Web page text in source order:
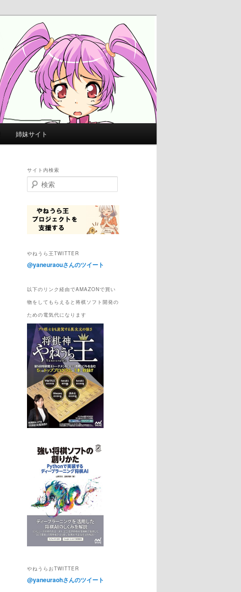
姉妹サイト
サイト内検索
検
索
やねうら王TWITTER
@yaneuraouさんのツイート
以下のリンク経由でAMAZONで買い
物をしてもらえると将棋ソフト開発の
ための電気代になります
やねうらおTWITTER
@yaneuraohさんのツイート